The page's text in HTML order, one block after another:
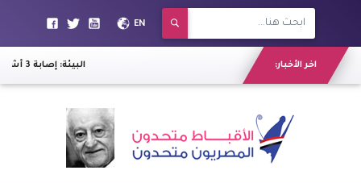
EN
اخر الأخبار: البيئة: إصابة 3 أشخاص في هجوم لسمكة قرش بجنوب سيناء